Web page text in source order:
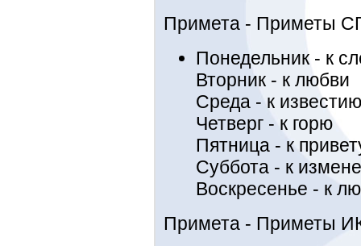
Примета - Приметы
Понедельник - к
Вторник - к любви
Среда - к известию
Четверг - к горю
Пятница - к
Суббота - к измене
Воскресенье - к
Примета - Приметы